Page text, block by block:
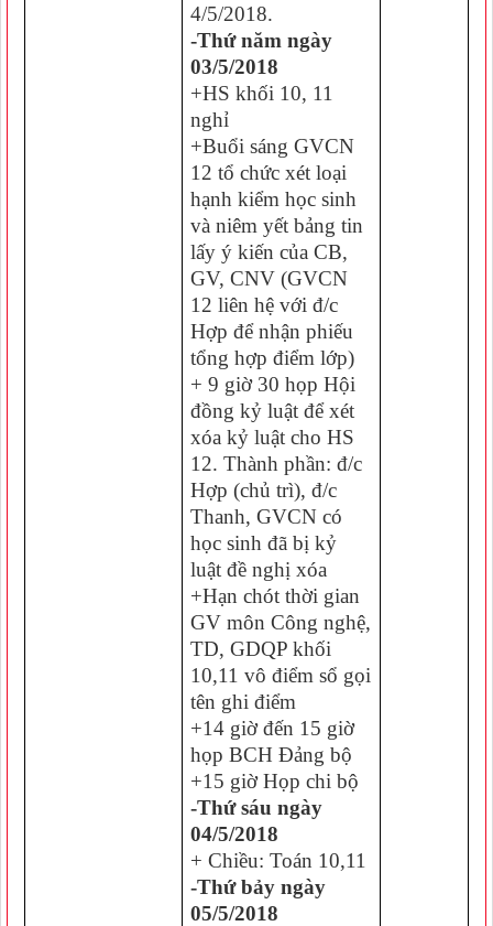
4/5/2018.
-Thứ năm ngày
03/5/2018
+HS khối 10, 11
nghỉ
+Buổi sáng GVCN
12 tổ chức xét loại
hạnh kiểm học sinh
và niêm yết bảng tin
lấy ý kiến của CB,
GV, CNV (GVCN
12 liên hệ với đ/c
Hợp để nhận phiếu
tổng hợp điểm lớp)
+ 9 giờ 30 họp Hội
đồng kỷ luật để xét
xóa kỷ luật cho HS
12. Thành phần: đ/c
Hợp (chủ trì), đ/c
Thanh, GVCN có
học sinh đã bị kỷ
luật đề nghị xóa
+Hạn chót thời gian
GV môn Công nghệ,
TD, GDQP khối
10,11 vô điểm sổ gọi
tên ghi điểm
+14 giờ đến 15 giờ
họp BCH Đảng bộ
+15 giờ Họp chi bộ
-Thứ sáu ngày
04/5/2018
+ Chiều: Toán 10,11
-Thứ bảy ngày
05/5/2018